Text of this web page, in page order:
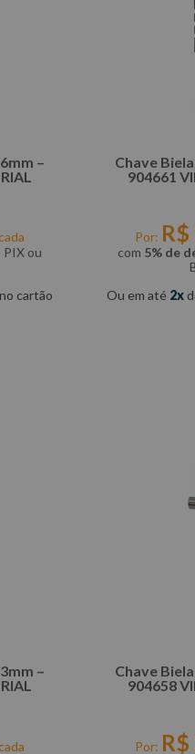
–
PIX ou
cartão
Chave
904661
Por: R$
com 5% de
Ou em até 2
–
Chave
904658
Por: R$